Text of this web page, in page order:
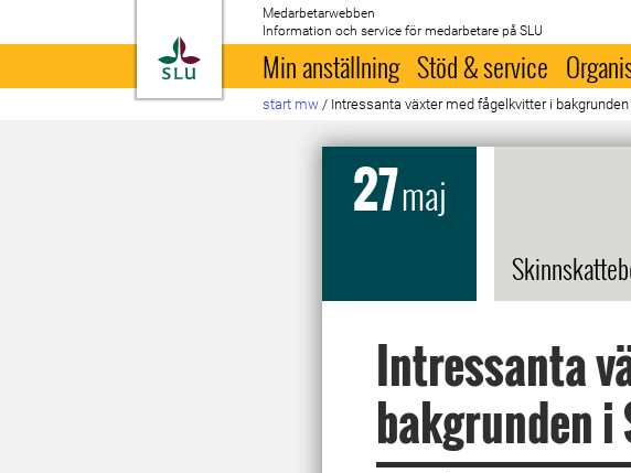
Till startsida
Medarbetarwebben
Information och service för medarbetare på SLU
Min anställning Stöd & service
start mw / Intressanta växter med fågelkvitter i
27maj
Intressanta
bakgrunden